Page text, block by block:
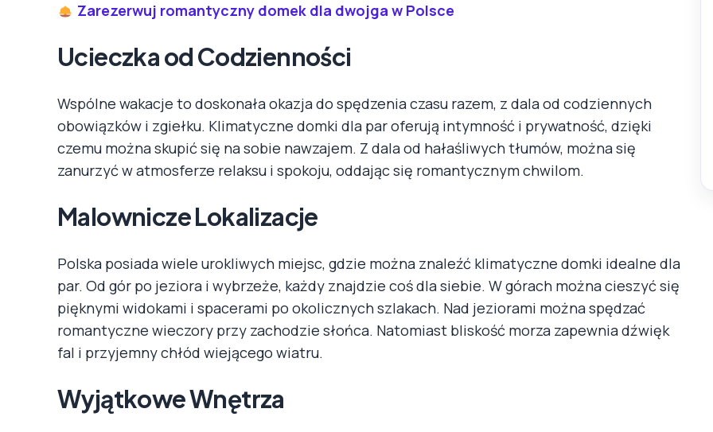
Zarezerwuj romantyczny domek dla dwojga w Polsce
Ucieczka od Codzienności
Wspólne wakacje to doskonała okazja do spędzenia czasu razem, z dala od codziennych
obowiązków i zgiełku. Klimatyczne domki dla par oferują intymność i prywatność, dzięki
czemu można skupić się na sobie nawzajem. Z dala od hałaśliwych tłumów, można się
zanurzyć w atmosferze relaksu i spokoju, oddając się romantycznym chwilom.
Malownicze Lokalizacje
Polska posiada wiele urokliwych miejsc, gdzie można znaleźć klimatyczne domki idealne dla
par. Od gór po jeziora i wybrzeże, każdy znajdzie coś dla siebie. W górach można cieszyć się
pięknymi widokami i spacerami po okolicznych szlakach. Nad jeziorami można spędzać
romantyczne wieczory przy zachodzie słońca. Natomiast bliskość morza zapewnia dźwięk
fal i przyjemny chłód wiejącego wiatru.
Wyjątkowe Wnętrza